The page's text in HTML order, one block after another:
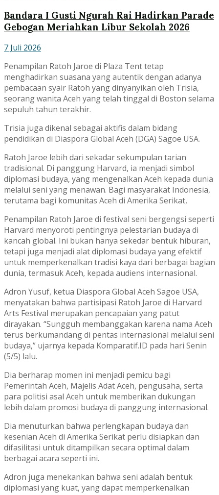
Bandara I Gusti Ngurah Rai Hadirkan Parade
Gebogan Meriahkan Libur Sekolah 2026
7 Juli 2026
Penampilan Ratoh Jaroe di Plaza Tent tetap
menghadirkan suasana yang autentik dengan adanya
pembacaan syair Ratoh yang dinyanyikan oleh Trisia,
seorang wanita Aceh yang telah tinggal di Boston selama
sepuluh tahun terakhir.
Trisia juga dikenal sebagai aktifis dalam bidang
pendidikan di Diaspora Global Aceh (DGA) Sagoe USA.
Ratoh Jaroe lebih dari sekadar sekumpulan tarian
tradisional. Di panggung Harvard, ia menjadi simbol
diplomasi budaya, yang mengenalkan Aceh kepada dunia
melalui seni yang menawan. Bagi masyarakat Indonesia,
terutama bagi komunitas Aceh di Amerika Serikat,
Penampilan Ratoh Jaroe di festival seni bergengsi seperti
Harvard menyoroti pentingnya pelestarian budaya di
kancah global. Ini bukan hanya sekedar bentuk hiburan,
tetapi juga menjadi alat diplomasi budaya yang efektif
untuk memperkenalkan tradisi kaya dari berbagai bagian
dunia, termasuk Aceh, kepada audiens internasional.
Adron Yusuf, ketua Diaspora Global Aceh Sagoe USA,
menyatakan bahwa partisipasi Ratoh Jaroe di Harvard
Arts Festival merupakan pencapaian yang patut
dirayakan. “Sungguh membanggakan karena nama Aceh
terus berkumandang di pentas internasional melalui seni
budaya,” ujarnya kepada Komparatif.ID pada hari Senin
(5/5) lalu.
Dia berharap momen ini menjadi pemicu bagi
Pemerintah Aceh, Majelis Adat Aceh, pengusaha, serta
para politisi asal Aceh untuk memberikan dukungan
lebih dalam promosi budaya di panggung internasional.
Dia menuturkan bahwa perlengkapan budaya dan
kesenian Aceh di Amerika Serikat perlu disiapkan dan
difasilitasi untuk ditampilkan secara optimal dalam
berbagai acara seperti ini.
Adron juga menekankan bahwa seni adalah bentuk
diplomasi yang kuat, yang dapat memperkenalkan